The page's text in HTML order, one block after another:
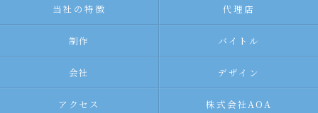
当社の特徴 代理店
制作 バイトル
会社 デザイン
アクセス 株式会社AOA